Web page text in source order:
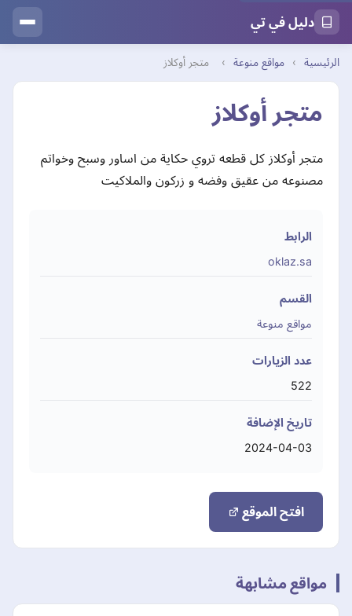
دليل في تي
الرئيسية › مواقع منوعة › متجر أوكلاز
متجر أوكلاز
متجر أوكلاز كل قطعه تروي حكاية من اساور وسبح وخواتم
مصنوعه من عقيق وفضه و زركون والملاكيت
الرابط
oklaz.sa
القسم
مواقع منوعة
عدد الزيارات
522
تاريخ الإضافة
2024-04-03
افتح الموقع
مواقع مشابهة